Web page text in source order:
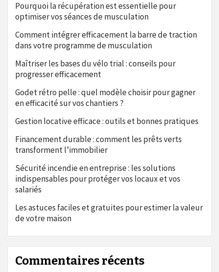
Pourquoi la récupération est essentielle pour
optimiser vos séances de musculation
Comment intégrer efficacement la barre de traction
dans votre programme de musculation
Maîtriser les bases du vélo trial : conseils pour
progresser efficacement
Godet rétro pelle : quel modèle choisir pour gagner
en efficacité sur vos chantiers ?
Gestion locative efficace : outils et bonnes pratiques
Financement durable : comment les prêts verts
transforment l’immobilier
Sécurité incendie en entreprise : les solutions
indispensables pour protéger vos locaux et vos
salariés
Les astuces faciles et gratuites pour estimer la valeur
de votre maison
Commentaires récents